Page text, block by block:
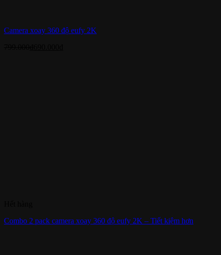
Camera xoay 360 độ eufy 2K
Combo 2 pack camera xoay 360 độ eufy 2K – Tiết kiệm hơn